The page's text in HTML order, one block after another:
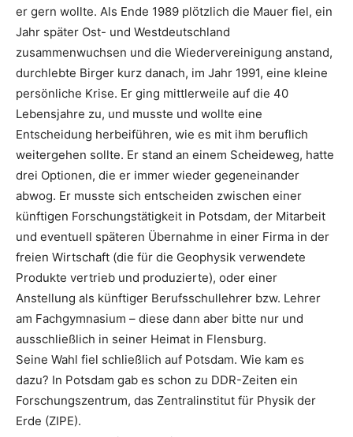
er gern wollte. Als Ende 1989 plötzlich die Mauer fiel, ein
Jahr später Ost- und Westdeutschland
zusammenwuchsen und die Wiedervereinigung anstand,
durchlebte Birger kurz danach, im Jahr 1991, eine kleine
persönliche Krise. Er ging mittlerweile auf die 40
Lebensjahre zu, und musste und wollte eine
Entscheidung herbeiführen, wie es mit ihm beruflich
weitergehen sollte. Er stand an einem Scheideweg, hatte
drei Optionen, die er immer wieder gegeneinander
abwog. Er musste sich entscheiden zwischen einer
künftigen Forschungstätigkeit in Potsdam, der Mitarbeit
und eventuell späteren Übernahme in einer Firma in der
freien Wirtschaft (die für die Geophysik verwendete
Produkte vertrieb und produzierte), oder einer
Anstellung als künftiger Berufsschullehrer bzw. Lehrer
am Fachgymnasium – diese dann aber bitte nur und
ausschließlich in seiner Heimat in Flensburg.
Seine Wahl fiel schließlich auf Potsdam. Wie kam es
dazu? In Potsdam gab es schon zu DDR-Zeiten ein
Forschungszentrum, das Zentralinstitut für Physik der
Erde (ZIPE).